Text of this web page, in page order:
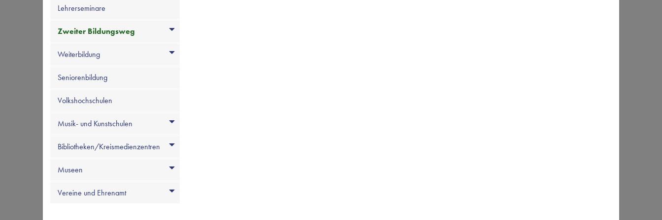
Lehrerseminare
Zweiter Bildungsweg
Weiterbildung
Seniorenbildung
Volkshochschulen
Musik- und Kunstschulen
Bibliotheken/Kreismedienzentren
Museen
Vereine und Ehrenamt